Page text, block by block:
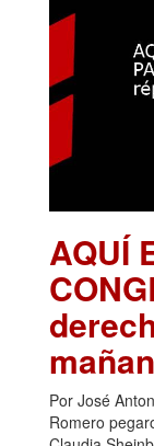
AQUÍ
Por José
Romero